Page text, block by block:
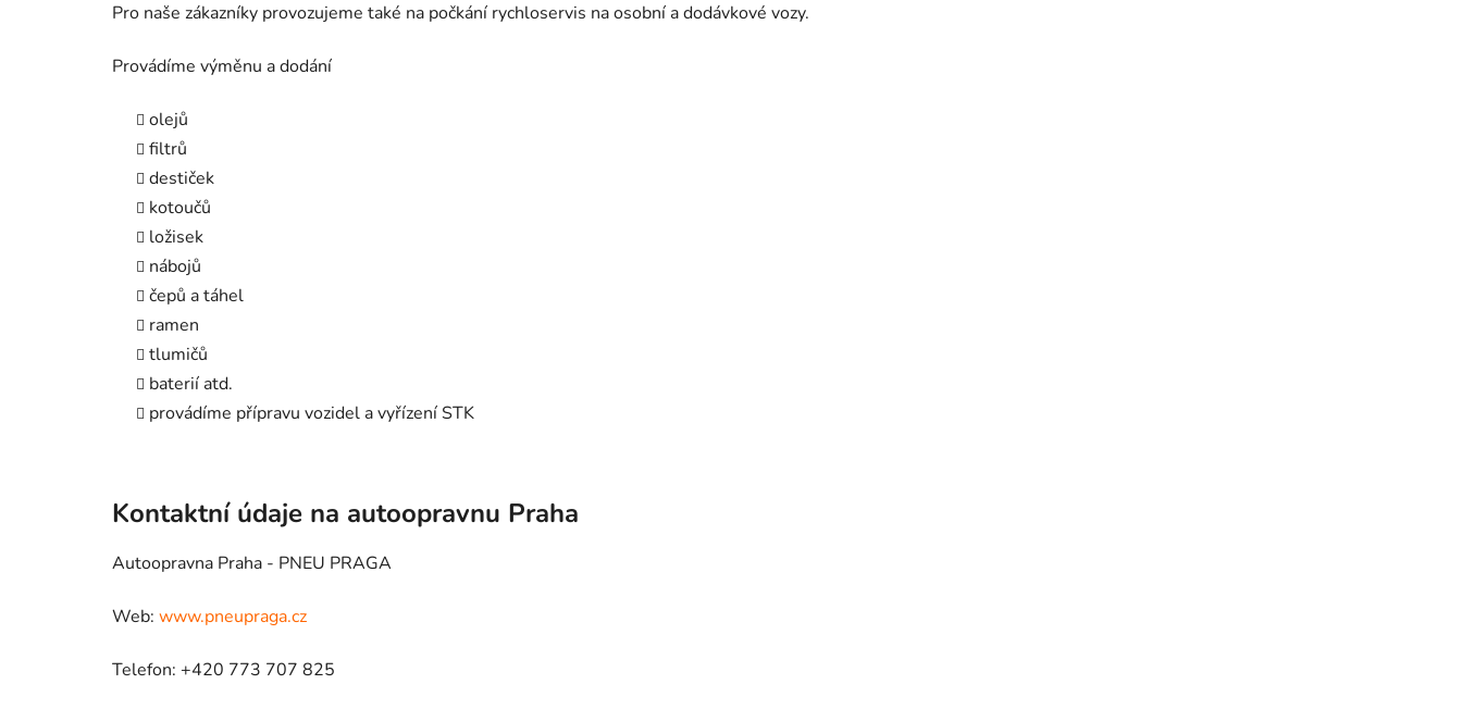
Pro naše zákazníky provozujeme také na počkání rychloservis na osobní a dodávkové vozy.
Provádíme výměnu a dodání
olejů
filtrů
destiček
kotoučů
ložisek
nábojů
čepů a táhel
ramen
tlumičů
baterií atd.
provádíme přípravu vozidel a vyřízení STK
Kontaktní údaje na autoopravnu Praha
Autoopravna Praha - PNEU PRAGA
Web: www.pneupraga.cz
Telefon: +420 773 707 825